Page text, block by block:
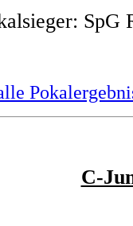
SpG
C-